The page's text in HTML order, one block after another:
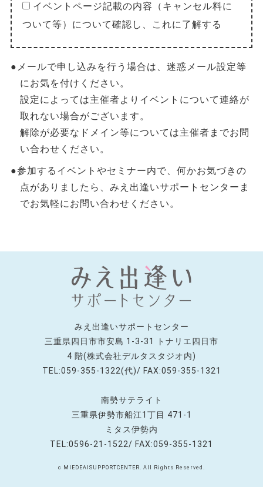
イベントページ記載の内容（キャンセル料に
ついて等）について確認し、これに了解する
●メールで申し込みを行う場合は、迷惑メール設定等
にお気を付けください。
設定によっては主催者よりイベントについて連絡が
取れない場合がございます。
解除が必要なドメイン等については主催者までお問
い合わせください。
●参加するイベントやセミナー内で、何かお気づきの
点がありましたら、みえ出逢いサポートセンターま
でお気軽にお問い合わせください。
みえ出逢いサポートセンター
三重県四日市市安島 1-3-31 トナリエ四日市
4 階(株式会社デルタスタジオ内)
TEL:059-355-1322(代)/ FAX:059-355-1321
南勢サテライト
三重県伊勢市船江1丁目 471-1
ミタス伊勢内
TEL:0596-21-1522/ FAX:059-355-1321
c MIEDEAISUPPORTCENTER. All Rights Reserved.